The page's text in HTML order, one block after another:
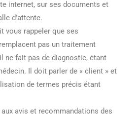
internet, sur ses documents et
d’attente.
vous rappeler que ses
pas un traitement
ne fait pas de diagnostic, étant
Il doit parler de « client » et
de termes précis étant
avis et recommandations des